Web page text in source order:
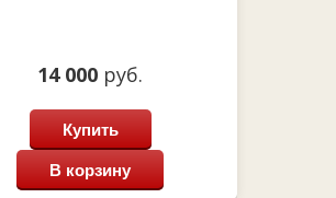
14 000 руб.
Купить
В корзину